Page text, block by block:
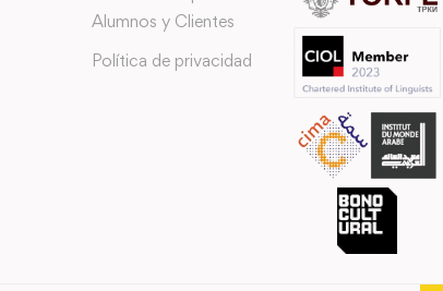
Alumnos y Clientes
Política de privacidad